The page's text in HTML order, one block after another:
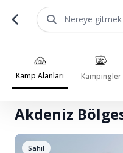
Nereye
Kamp Alanları Kampingler
Ana Sayfa Kamp Alanları
Akdeniz
Sahil